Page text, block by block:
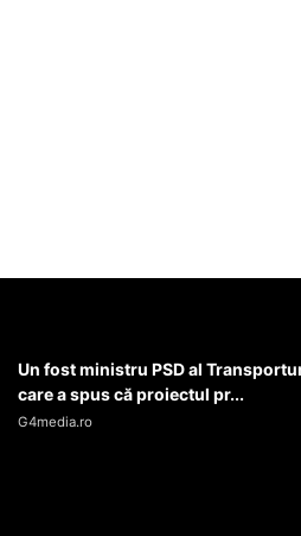
Un fost ministru PSD al
care a spus că proiectul pr...
G4media.ro